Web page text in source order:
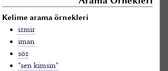
Kelime arama örnekleri
izmir
iman
söz
"sen kimsin"